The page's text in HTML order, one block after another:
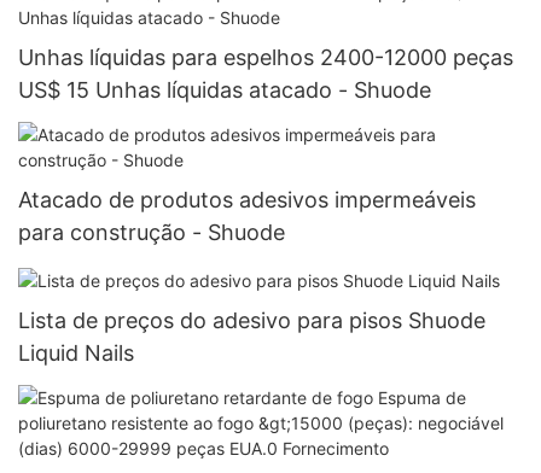
Unhas líquidas para espelhos 2400-12000 peças
US$ 15 Unhas líquidas atacado - Shuode
Atacado de produtos adesivos impermeáveis ​​
para construção - Shuode
Lista de preços do adesivo para pisos Shuode
Liquid Nails